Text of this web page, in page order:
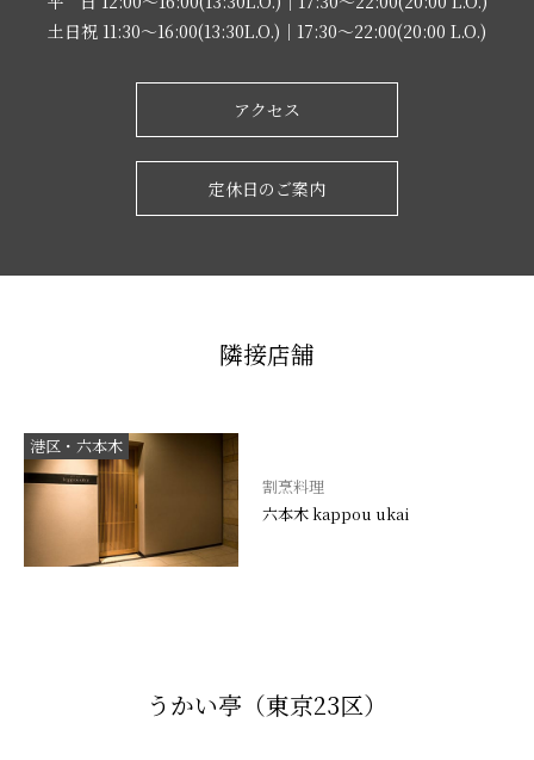
土日祝 11:30～16:00(13:30L.O.)｜17:30～22:00(20:00 L.O.)
アクセス
定休日のご案内
隣接店舗
港区・六本木
割烹料理
六本木 kappou ukai
うかい亭（東京23区）